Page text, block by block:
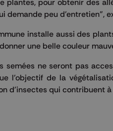
plantes, pour obtenir des
demande peu d'entretien",
installe aussi des
une belle couleur
semées ne seront pas
l'objectif de la
d'insectes qui contribuent